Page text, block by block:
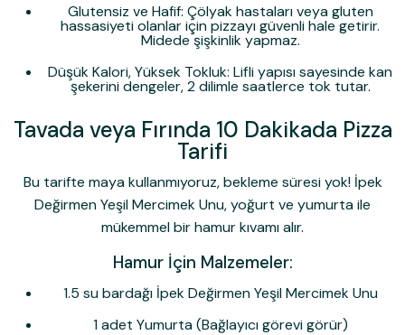
Glutensiz ve Hafif: Çölyak hastaları veya gluten
hassasiyeti olanlar için pizzayı güvenli hale getirir.
Midede şişkinlik yapmaz.
Düşük Kalori, Yüksek Tokluk: Lifli yapısı sayesinde kan
şekerini dengeler, 2 dilimle saatlerce tok tutar.
Tavada veya Fırında 10 Dakikada Pizza
Tarifi
Bu tarifte maya kullanmıyoruz, bekleme süresi yok! İpek
Değirmen Yeşil Mercimek Unu, yoğurt ve yumurta ile
mükemmel bir hamur kıvamı alır.
Hamur İçin Malzemeler:
1.5 su bardağı İpek Değirmen Yeşil Mercimek Unu
1 adet Yumurta (Bağlayıcı görevi görür)